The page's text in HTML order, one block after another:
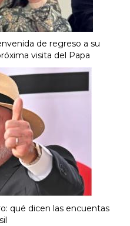
de regreso a su
visita del Papa
qué dicen las encuentas